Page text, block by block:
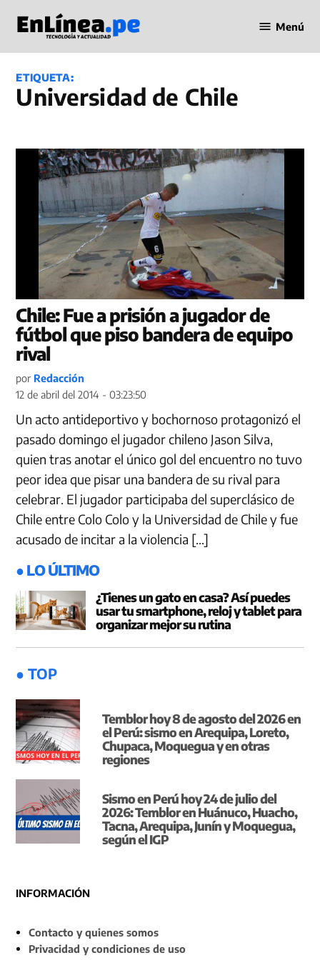
contenido
en Línea
Menú
ETIQUETA:
Universidad de Chile
Chile: Fue a prisión a jugador de
fútbol que piso bandera de equipo
rival
por Redacción
12 de abril del 2014 - 03:23:50
Un acto antideportivo y bochornoso protagonizó el
pasado domingo el jugador chileno Jason Silva,
quien tras anotar el único gol del encuentro no tuvo
peor idea que pisar una bandera de su rival para
celebrar. El jugador participaba del superclásico de
Chile entre Colo Colo y la Universidad de Chile y fue
acusado de incitar a la violencia […]
● LO ÚLTIMO
¿Tienes un gato en casa? Así puedes
usar tu smartphone, reloj y tablet para
organizar mejor su rutina
● TOP
Temblor hoy 8 de agosto del 2026 en
el Perú: sismo en Arequipa, Loreto,
Chupaca, Moquegua y en otras
regiones
Sismo en Perú hoy 24 de julio del
2026: Temblor en Huánuco, Huacho,
Tacna, Arequipa, Junín y Moquegua,
según el IGP
INFORMACIÓN
Contacto y quienes somos
Privacidad y condiciones de uso